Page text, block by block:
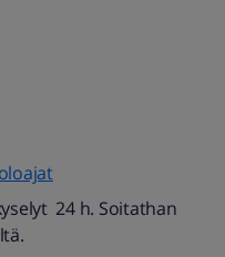
24 h. Soitathan